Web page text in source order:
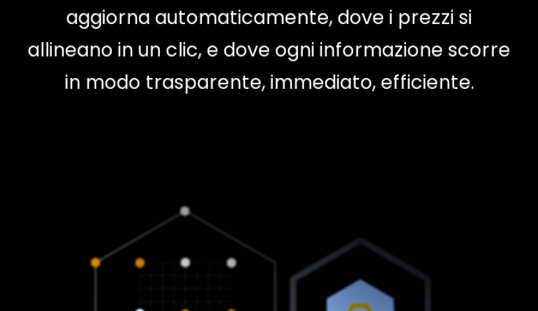
aggiorna automaticamente, dove i prezzi si
allineano in un clic, e dove ogni informazione scorre
in modo trasparente, immediato, efficiente.